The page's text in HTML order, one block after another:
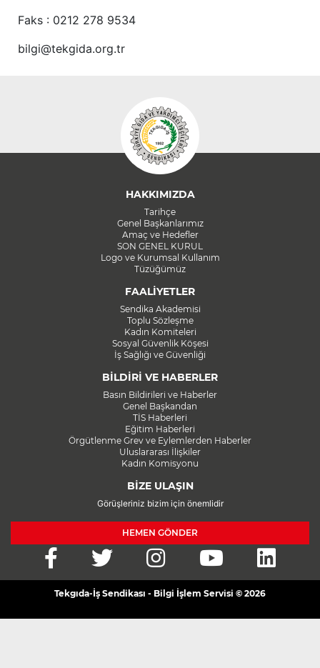
Faks : 0212 278 9534
bilgi@tekgida.org.tr
HAKKIMIZDA
Tarihçe
Genel Başkanlarımız
Amaç ve Hedefler
SON GENEL KURUL
Logo ve Kurumsal Kullanım
Tüzüğümüz
FAALİYETLER
Sendika Akademisi
Toplu Sözleşme
Kadın Komiteleri
Sosyal Güvenlik Köşesi
İş Sağlığı ve Güvenliği
BİLDİRİ VE HABERLER
Basın Bildirileri ve Haberler
Genel Başkandan
TİS Haberleri
Eğitim Haberleri
Örgütlenme Grev ve Eylemlerden Haberler
Uluslararası İlişkiler
Kadın Komisyonu
BİZE ULAŞIN
Görüşleriniz bizim için önemlidir
HEMEN GÖNDER
Tekgıda-İş Sendikası - Bilgi İşlem Servisi © 2026